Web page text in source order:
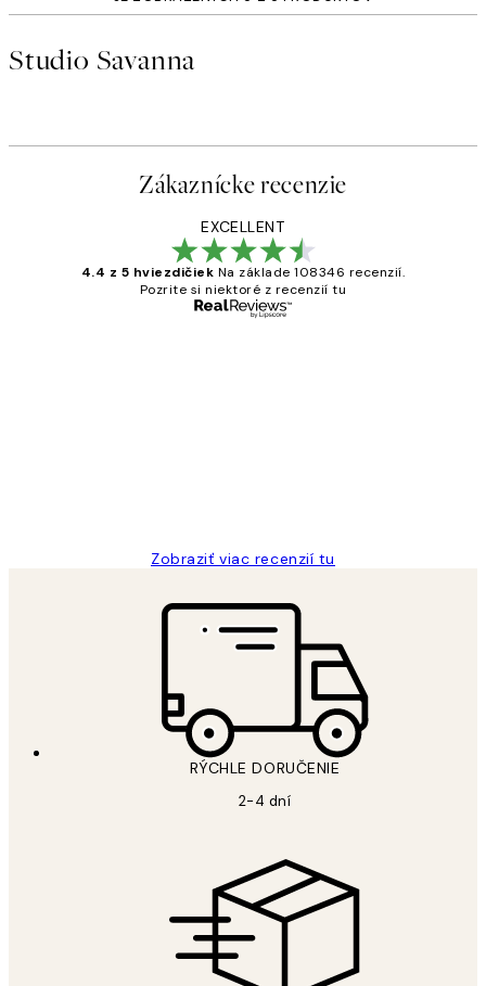
Studio Savanna
Zákaznícke recenzie
EXCELLENT
4.4 z 5 hviezdičiek Na základe 108346 recenzií.
Pozrite si niektoré z recenzií tu
Zobraziť viac recenzií tu
RÝCHLE DORUČENIE
2-4 dní